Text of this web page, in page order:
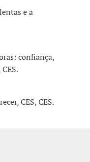
e a
confiança,
CES, CES.